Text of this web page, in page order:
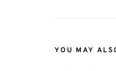
YOU MAY